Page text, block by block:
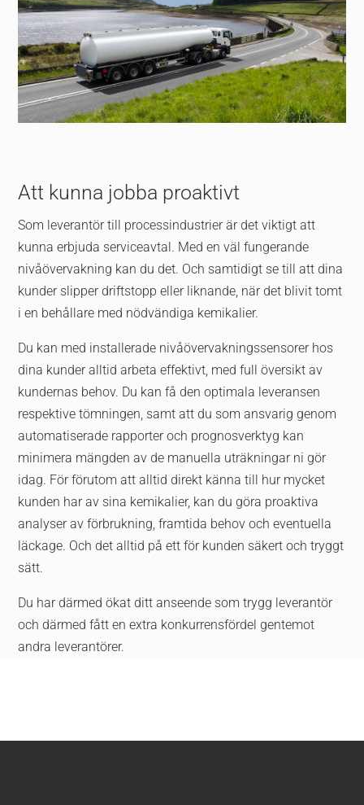
Att kunna jobba proaktivt
Som leverantör till processindustrier är det viktigt att
kunna erbjuda serviceavtal. Med en väl fungerande
nivåövervakning kan du det. Och samtidigt se till att dina
kunder slipper driftstopp eller liknande, när det blivit tomt
i en behållare med nödvändiga kemikalier.
Du kan med installerade nivåövervakningssensorer hos
dina kunder alltid arbeta effektivt, med full översikt av
kundernas behov. Du kan få den optimala leveransen
respektive tömningen, samt att du som ansvarig genom
automatiserade rapporter och prognosverktyg kan
minimera mängden av de manuella uträkningar ni gör
idag. För förutom att alltid direkt känna till hur mycket
kunden har av sina kemikalier, kan du göra proaktiva
analyser av förbrukning, framtida behov och eventuella
läckage. Och det alltid på ett för kunden säkert och tryggt
sätt.
Du har därmed ökat ditt anseende som trygg leverantör
och därmed fått en extra konkurrensfördel gentemot
andra leverantörer.